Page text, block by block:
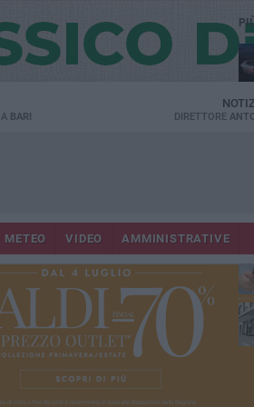
A BARI DIRETTORE
METEO VIDEO AMMINISTRATIVE